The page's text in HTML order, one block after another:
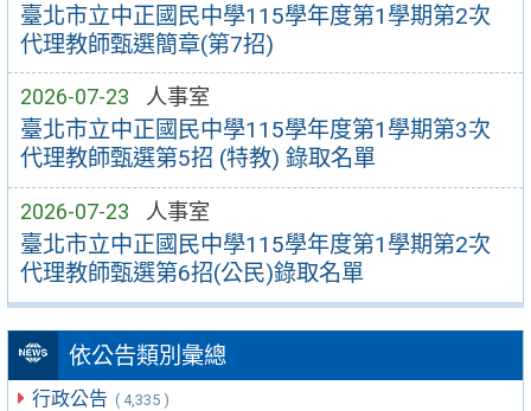
臺北市立中正國民中學115學年度第1學期第2次
代理教師甄選簡章(第7招)
2026-07-23 人事室
臺北市立中正國民中學115學年度第1學期第3次
代理教師甄選第5招 (特教) 錄取名單
2026-07-23 人事室
臺北市立中正國民中學115學年度第1學期第2次
代理教師甄選第6招(公民)錄取名單
依公告類別彙總
行政公告 ( 4,335 )